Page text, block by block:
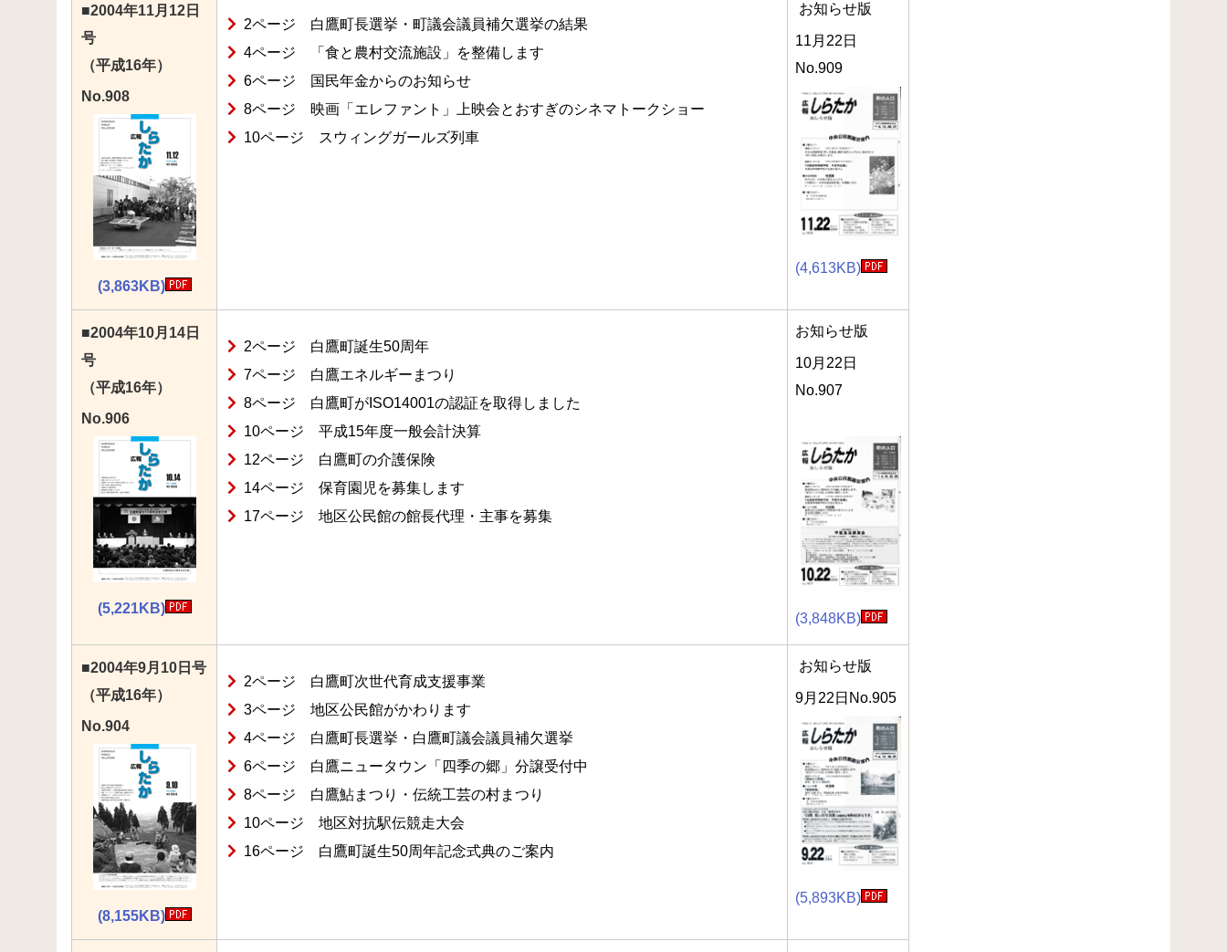
■2004年11月12日
号
（平成16年）
No.908
(3,863KB)
2ページ 白鷹町長選挙・町議会議員補欠選挙の結果
4ページ 「食と農村交流施設」を整備します
6ページ 国民年金からのお知らせ
8ページ 映画「エレファント」上映会とおすぎのシネマトークショー
10ページ スウィングガールズ列車
お知らせ版
11月22日
No.909
(4,613KB)
■2004年10月14日
号
（平成16年）
No.906
(5,221KB)
2ページ 白鷹町誕生50周年
7ページ 白鷹エネルギーまつり
8ページ 白鷹町がISO14001の認証を取得しました
10ページ 平成15年度一般会計決算
12ページ 白鷹町の介護保険
14ページ 保育園児を募集します
17ページ 地区公民館の館長代理・主事を募集
お知らせ版
10月22日
No.907
(3,848KB)
■2004年9月10日号
（平成16年）
No.904
(8,155KB)
2ページ 白鷹町次世代育成支援事業
3ページ 地区公民館がかわります
4ページ 白鷹町長選挙・白鷹町議会議員補欠選挙
6ページ 白鷹ニュータウン「四季の郷」分譲受付中
8ページ 白鷹鮎まつり・伝統工芸の村まつり
10ページ 地区対抗駅伝競走大会
16ページ 白鷹町誕生50周年記念式典のご案内
お知らせ版
9月22日No.905
(5,893KB)